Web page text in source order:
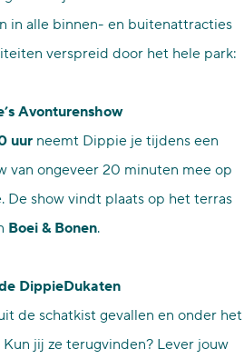
in alle binnen- en buitenattracties
verspreid door het hele park:
Avonturenshow
uurneemt Dippie je tijdens een
van ongeveer 20 minuten mee op
De show vindt plaats op het terras
Boei & Bonen.
DippieDukaten
de schatkist gevallen en onder het
jij ze terugvinden? Lever jouw